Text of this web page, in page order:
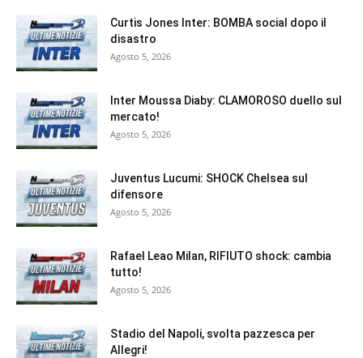
Curtis Jones Inter: BOMBA social dopo il
disastro
Agosto 5, 2026
Inter Moussa Diaby: CLAMOROSO duello sul
mercato!
Agosto 5, 2026
Juventus Lucumi: SHOCK Chelsea sul
difensore
Agosto 5, 2026
Rafael Leao Milan, RIFIUTO shock: cambia
tutto!
Agosto 5, 2026
Stadio del Napoli, svolta pazzesca per
Allegri!